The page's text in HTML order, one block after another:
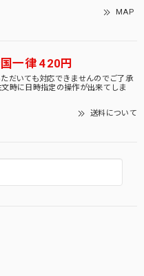
MAP
一律 420円
だいても対応できませんのでご了承
時に日時指定の操作が出来てしま
送料について